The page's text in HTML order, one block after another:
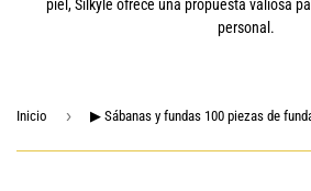
piel, Silkylé ofrece una propuesta valiosa
personal.
Inicio ›